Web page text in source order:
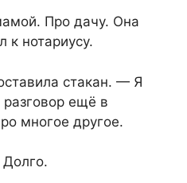
Про дачу. Она
к нотариусу.
стакан. — Я
ещё в
многое другое.